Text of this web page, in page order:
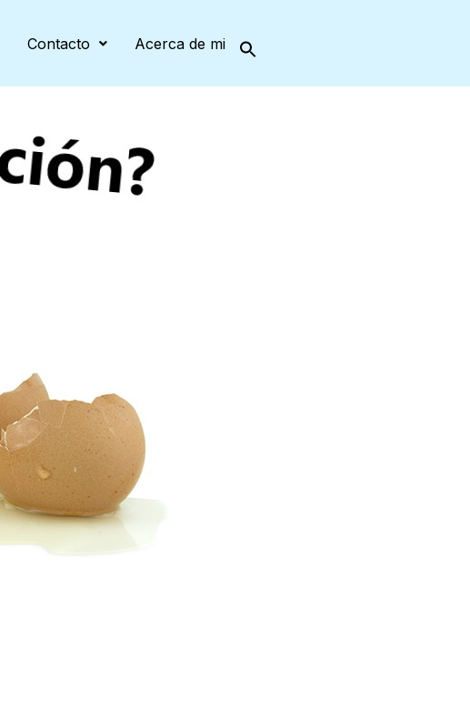
Contacto Acerca de mi